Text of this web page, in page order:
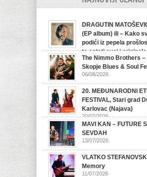
DRAGUTIN
(EP album) ili – Kako
podići iz pepela
te ostati svoj i
07/08/2026
The Nimmo Brothers
Skopje Blues & Soul
06/08/2026
20. MEĐUNARODNI
FESTIVAL, Stari grad
Karlovac (Najava)
20/07/2026
MAVI KAN – FUTURE
SEVDAH
13/07/2026
VLATKO
Memory
11/07/2026